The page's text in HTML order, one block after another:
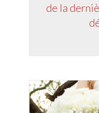
de la